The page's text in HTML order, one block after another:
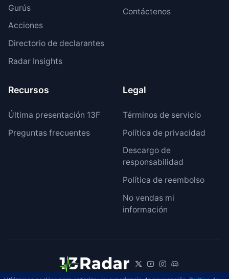
Gurús
Acciones
Directorio de declarantes
Radar Insights
Contáctenos
Recursos
Última presentación 13F
Preguntas frecuentes
Legal
Términos de servicio
Política de privacidad
Descargo de
responsabilidad
Política de reembolso
No vendas mi
información